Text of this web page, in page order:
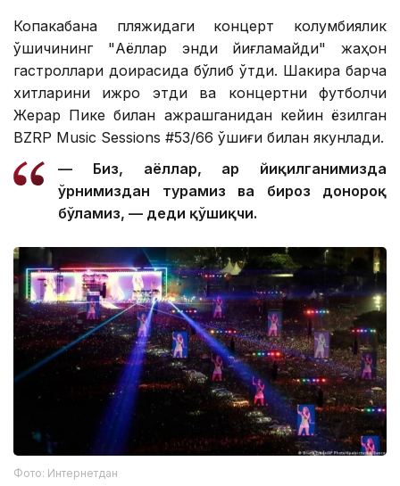
Копакабана пляжидаги концерт колумбиялик
қўшиқчининг "Аёллар энди йиғламайди" жаҳон
гастроллари доирасида бўлиб ўтди. Шакира барча
хитларини ижро этди ва концертни футболчи
Жерар Пике билан ажрашганидан кейин ёзилган
BZRP Music Sessions #53/66 қўшиғи билан якунлади.
— Биз, аёллар, ҳар йиқилганимизда
ўрнимиздан турамиз ва бироз донороқ
бўламиз, — деди қўшиқчи.
Фото: Интернетдан